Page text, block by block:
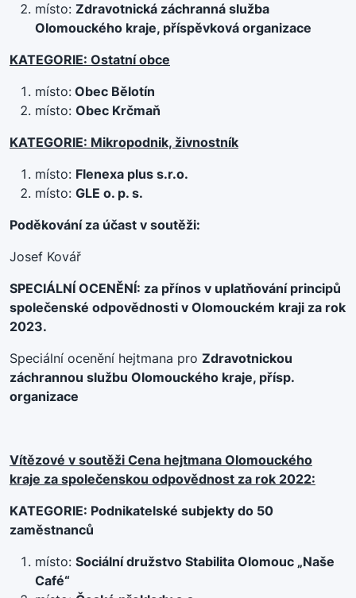
místo: Zdravotnická záchranná služba
Olomouckého kraje, příspěvková organizace
KATEGORIE: Ostatní obce
místo: Obec Bělotín
místo: Obec Krčmaň
KATEGORIE: Mikropodnik, živnostník
místo: Flenexa plus s.r.o.
místo: GLE o. p. s.
Poděkování za účast v soutěži:
Josef Kovář
SPECIÁLNÍ OCENĚNÍ: za přínos v uplatňování principů
společenské odpovědnosti v Olomouckém kraji za rok
2023.
Speciální ocenění hejtmana pro Zdravotnickou
záchrannou službu Olomouckého kraje, přísp.
organizace
Vítězové v soutěži Cena hejtmana Olomouckého
kraje za společenskou odpovědnost za rok 2022:
KATEGORIE: Podnikatelské subjekty do 50
zaměstnanců
místo: Sociální družstvo Stabilita Olomouc „Naše
Café“